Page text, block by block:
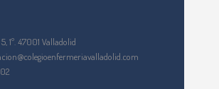
1º. 47001 Valladolid